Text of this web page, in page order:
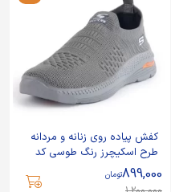
کفش پیاده روی زنانه و مردانه
طرح اسکیچرز رنگ طوسی کد
CAM
899,000تومان